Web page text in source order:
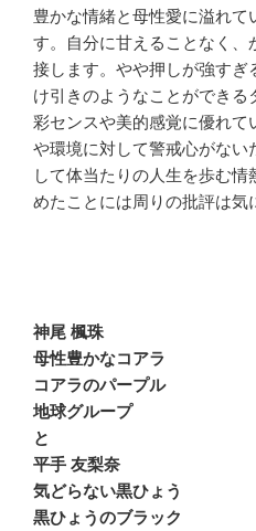
豊かな情緒と母性愛に溢れて
す。自分に甘えることなく、
接します。やや押しが強すぎ
け引きのようなことができ
彩センスや美的感覚に優れて
や環境に対して警戒心がない
して体当たりの人生を歩む
めたことには周りの批評は気
神尾 楓珠
母性豊かなコアラ
コアラのパープル
地球グループ
と
平手 友梨奈
気どらない黒ひょう
黒ひょうのブラック